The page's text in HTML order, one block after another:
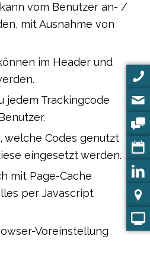
vom Benutzer an- /
mit Ausnahme von
im Header und
jedem Trackingcode
welche Codes genutzt
eingesetzt werden.
mit Page-Cache
per Javascript
Voreinstellung